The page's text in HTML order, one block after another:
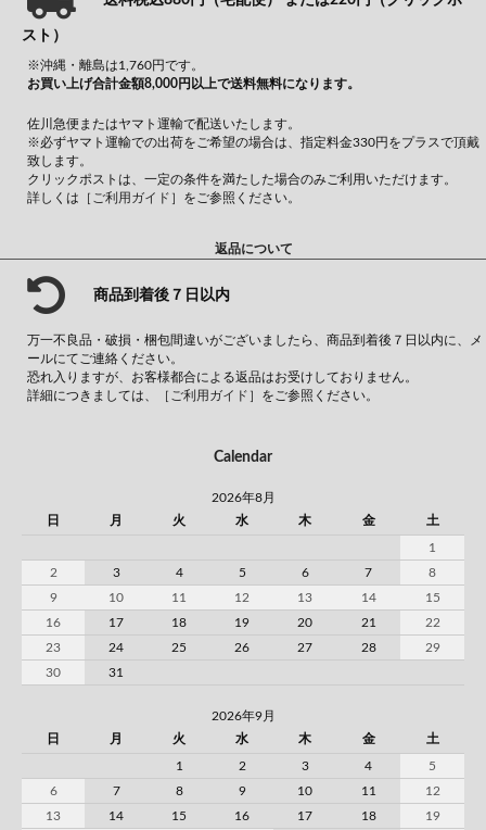
スト）
※沖縄・離島は1,760円です。
お買い上げ合計金額8,000円以上で送料無料になります。
佐川急便またはヤマト運輸で配送いたします。
※必ずヤマト運輸での出荷をご希望の場合は、指定料金330円をプラスで頂戴
致します。
クリックポストは、一定の条件を満たした場合のみご利用いただけます。
詳しくは ［ご利用ガイド］ をご参照ください。
返品について
商品到着後７日以内
万一不良品・破損・梱包間違いがございましたら、商品到着後７日以内に、メ
ールにてご連絡ください。
恐れ入りますが、お客様都合による返品はお受けしておりません。
詳細につきましては、
［ご利用ガイド］ をご参照ください。
Calendar
2026年8月
日
月 火 水 木 金 土
1
2
3 4 5 6 7
8
9
10 11 12 13 14
15
16
17 18 19 20 21
22
23
24 25 26 27 28
29
30
31
2026年9月
日
月 火 水 木 金 土
1 2 3 4
5
6
7 8 9 10 11
12
13
14 15 16 17 18 19